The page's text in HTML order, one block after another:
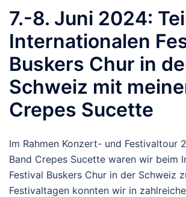
7.-8. Juni 2024:
Internationalen
Buskers Chur in
Schweiz mit
Crepes Sucette
Im Rahmen Konzert- und Festivaltour
Band Crepes Sucette waren wir beim
Festival Buskers Chur in der Schweiz
Festivaltagen konnten wir in